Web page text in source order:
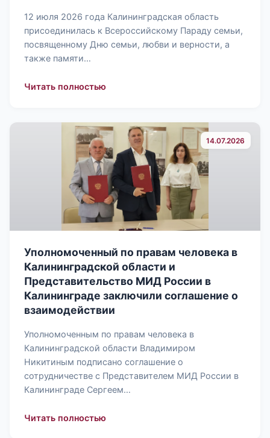
12 июля 2026 года Калининградская область
присоединилась к Всероссийскому Параду семьи,
посвященному Дню семьи, любви и верности, а
также памяти…
Читать полностью: В Калининградской области
14.07.2026
Уполномоченный по правам человека в
Калининградской области и
Представительство МИД России в
Калининграде заключили соглашение о
взаимодействии
Уполномоченным по правам человека в
Калининградской области Владимиром
Никитиным подписано соглашение о
сотрудничестве с Представителем МИД России в
Калининграде Сергеем…
Читать полностью: Уполномоченный по правам